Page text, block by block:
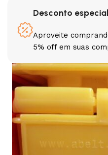
Desconto
Aproveite
5% off em suas